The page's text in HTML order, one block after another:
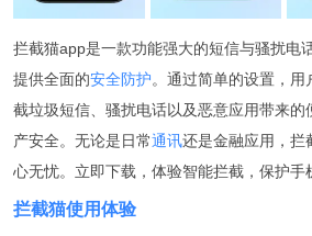
拦截猫app是一款功能强大的短信与骚扰电
提供全面的安全防护。通过简单的设置，用
截垃圾短信、骚扰电话以及恶意应用带来
产安全。无论是日常通讯还是金融应用，拦
心无忧。立即下载，体验智能拦截，保护手
拦截猫使用体验